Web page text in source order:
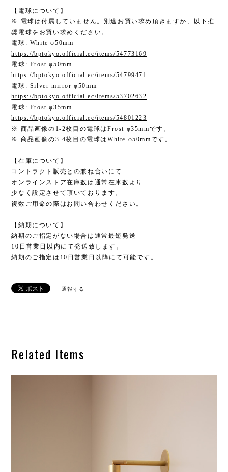
【電球について】
※ 電球は付属していません。別途お買い求め頂きますか、以下推
奨電球をお買い求めください。
電球: White φ50mm
https://bptokyo.official.ec/items/54773169
電球: Frost φ50mm
https://bptokyo.official.ec/items/54799471
電球: Silver mirror φ50mm
https://bptokyo.official.ec/items/53702632
電球: Frost φ35mm
https://bptokyo.official.ec/items/54801223
※ 商品画像の1-2枚目の電球はFrost φ35mmです。
※ 商品画像の3-4枚目の電球はWhite φ50mmです。
【在庫について】
コントラクト販売との兼ね合いにて
オンラインストア在庫数は通常在庫数より
少なく設定させて頂いております。
複数ご用命の際はお問い合わせください。
【納期について】
納期のご指定がない場合は通常最短発送
10日営業日以内にて発送致します。
納期のご指定は10日営業日以降にて可能です。
通報する
Related Items